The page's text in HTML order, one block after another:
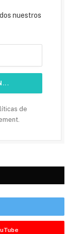
nuestros
de